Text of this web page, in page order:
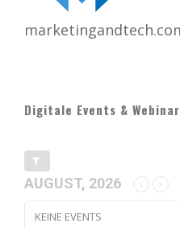
Digitale Events &
AUGUST, 2026
KEINE EVENTS